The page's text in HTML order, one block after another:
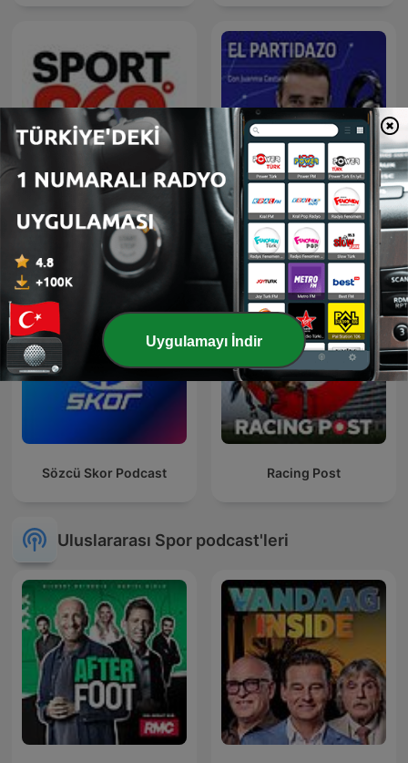
Sport 360 El Partidazo de COPE
Sözcü Skor Podcast Racing Post
Uluslararası Spor podcast'leri
Uygulamayı İndir